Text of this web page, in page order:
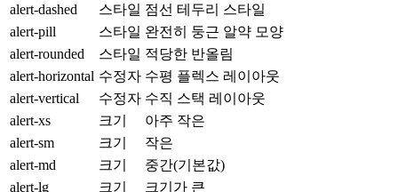
alert-dashed
스타일 점선 테두리 스타일
alert-pill
스타일 완전히 둥근 알약 모양
alert-rounded
스타일 적당한 반올림
alert-horizontal 수정자 수평 플렉스 레이아웃
alert-vertical
수정자 수직 스택 레이아웃
alert-xs
크기
아주 작은
alert-sm
크기
작은
alert-md
크기
중간(기본값)
alert-lg
크기
크기가 큰